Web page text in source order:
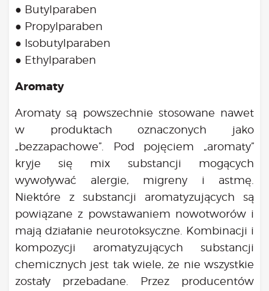
● Butylparaben
● Propylparaben
● Isobutylparaben
● Ethylparaben
Aromaty
Aromaty są powszechnie stosowane nawet
w produktach oznaczonych jako
„bezzapachowe”. Pod pojęciem „aromaty”
kryje się mix substancji mogących
wywoływać alergie, migreny i astmę.
Niektóre z substancji aromatyzujących są
powiązane z powstawaniem nowotworów i
mają działanie neurotoksyczne. Kombinacji i
kompozycji aromatyzujących substancji
chemicznych jest tak wiele, że nie wszystkie
zostały przebadane. Przez producentów